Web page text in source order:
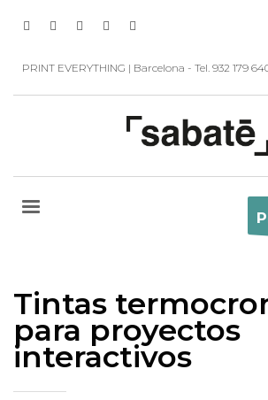
PRINT EVERYTHING | Barcelona - Tel. 932 179
Tintas
para proyectos
interactivos